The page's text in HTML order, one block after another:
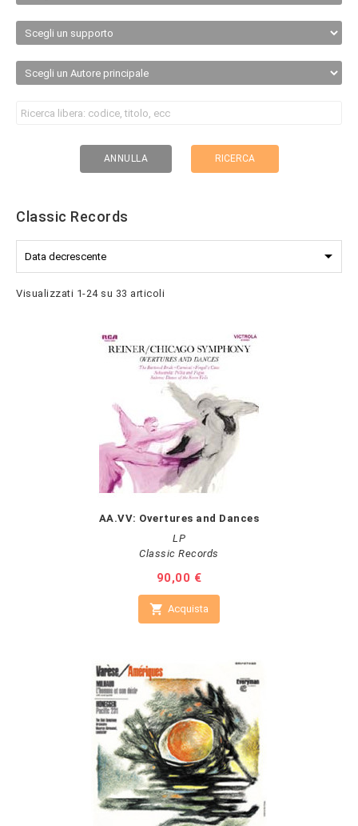
ANNULLA RICERCA
Classic Records
Data decrescente 
Visualizzati 1-24 su 33 articoli
AA.VV: Overtures and Dances
LP
Classic Records
Prezzo
90,00 €
 Acquista